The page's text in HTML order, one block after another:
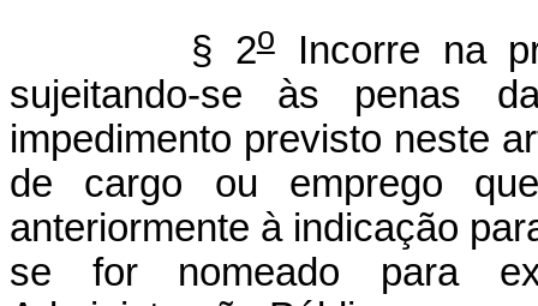
§ 2oIncorre na
sujeitando-se às penas
impedimento previsto neste
de cargo ou emprego
anteriormente à indicação
se for nomeado para